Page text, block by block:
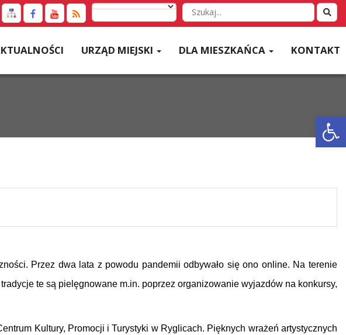
Wyszukaj
w
URZĄD MIEJSKI DLA MIESZKAŃCA KONTAKT
Przez dwa lata z powodu pandemii odbywało się ono online. Na terenie
te są pielęgnowane m.in. poprzez organizowanie wyjazdów na konkursy,
Kultury, Promocji i Turystyki w Ryglicach. Pięknych wrażeń artystycznych